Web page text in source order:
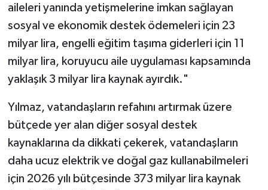
aileleri yanında yetişmelerine imkan sağlayan
sosyal ve ekonomik destek ödemeleri için 23
milyar lira, engelli eğitim taşıma giderleri için 11
milyar lira, koruyucu aile uygulaması kapsamında
yaklaşık 3 milyar lira kaynak ayırdık."
Yılmaz, vatandaşların refahını artırmak üzere
bütçede yer alan diğer sosyal destek
kaynaklarına da dikkati çekerek, vatandaşların
daha ucuz elektrik ve doğal gaz kullanabilmeleri
için 2026 yılı bütçesinde 373 milyar lira kaynak